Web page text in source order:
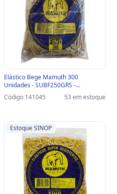
Elástico Bege Mamuth 300
Unidades - SUBF250GRS -
SUBF250GRS
Código 141045 53 em estoque
Estoque SINOP